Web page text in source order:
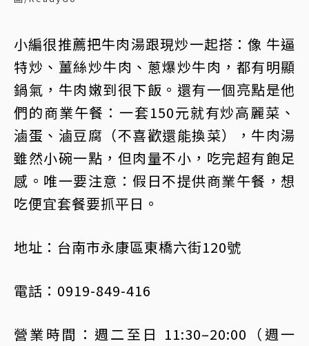
小編很推薦把牛肉湯跟現炒一起搭：像 牛逼
特炒、薑絲炒牛肉、蔥爆炒牛肉，都有明顯
鍋氣，牛肉嫩到很下飯。還有一個亮點是他
們的商業午餐：一套150元就有炒高麗菜、
滷蛋、滷豆腐（不喜歡還能換菜），牛肉湯
雖然小碗一點，但肉量不小，吃完超有飽足
感。唯一要注意：假日不提供商業午餐，想
吃便宜套餐要抓平日。
地址：台南市永康區東橋六街120號
電話：0919-849-416
營業時間：週二至日 11:30–20:00（週一